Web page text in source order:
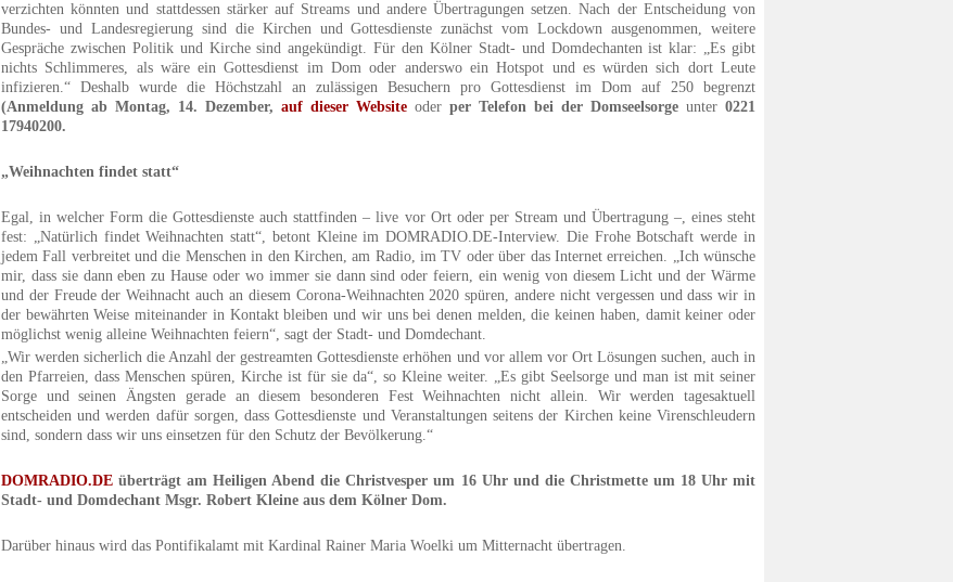
verzichten könnten und stattdessen stärker auf Streams und andere Übertragungen setzen. Nach der Entscheidung von
Bundes- und Landesregierung sind die Kirchen und Gottesdienste zunächst vom Lockdown ausgenommen, weitere
Gespräche zwischen Politik und Kirche sind angekündigt. Für den Kölner Stadt- und Domdechanten ist klar: „Es gibt
nichts Schlimmeres, als wäre ein Gottesdienst im Dom oder anderswo ein Hotspot und es würden sich dort Leute
infizieren.“ Deshalb wurde die Höchstzahl an zulässigen Besuchern pro Gottesdienst im Dom auf 250 begrenzt
(Anmeldung ab Montag, 14. Dezember, auf dieser Website oder per Telefon bei der Domseelsorge unter 0221
17940200.
„Weihnachten findet statt“
Egal, in welcher Form die Gottesdienste auch stattfinden – live vor Ort oder per Stream und Übertragung –, eines steht
fest: „Natürlich findet Weihnachten statt“, betont Kleine im DOMRADIO.DE-Interview. Die Frohe Botschaft werde in
jedem Fall verbreitet und die Menschen in den Kirchen, am Radio, im TV oder über das Internet erreichen. „Ich wünsche
mir, dass sie dann eben zu Hause oder wo immer sie dann sind oder feiern, ein wenig von diesem Licht und der Wärme
und der Freude der Weihnacht auch an diesem Corona-Weihnachten 2020 spüren, andere nicht vergessen und dass wir in
der bewährten Weise miteinander in Kontakt bleiben und wir uns bei denen melden, die keinen haben, damit keiner oder
möglichst wenig alleine Weihnachten feiern“, sagt der Stadt- und Domdechant.
„Wir werden sicherlich die Anzahl der gestreamten Gottesdienste erhöhen und vor allem vor Ort Lösungen suchen, auch in
den Pfarreien, dass Menschen spüren, Kirche ist für sie da“, so Kleine weiter. „Es gibt Seelsorge und man ist mit seiner
Sorge und seinen Ängsten gerade an diesem besonderen Fest Weihnachten nicht allein. Wir werden tagesaktuell
entscheiden und werden dafür sorgen, dass Gottesdienste und Veranstaltungen seitens der Kirchen keine Virenschleudern
sind, sondern dass wir uns einsetzen für den Schutz der Bevölkerung.“
DOMRADIO.DE überträgt am Heiligen Abend die Christvesper um 16 Uhr und die Christmette um 18 Uhr mit
Stadt- und Domdechant Msgr. Robert Kleine aus dem Kölner Dom.
Darüber hinaus wird das Pontifikalamt mit Kardinal Rainer Maria Woelki um Mitternacht übertragen.